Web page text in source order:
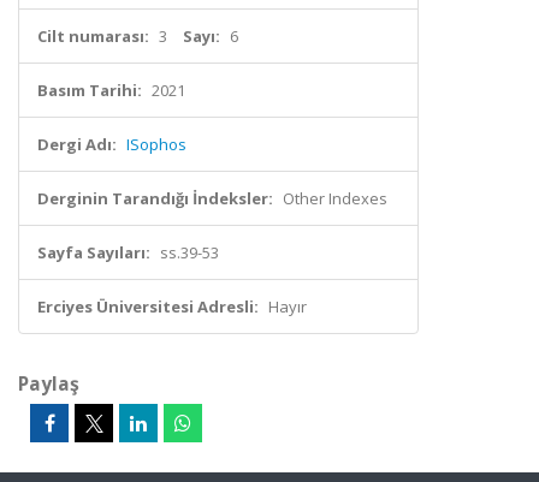
Cilt numarası: 3 Sayı: 6
Basım Tarihi: 2021
Dergi Adı: ISophos
Derginin Tarandığı İndeksler: Other Indexes
Sayfa Sayıları: ss.39-53
Erciyes Üniversitesi Adresli: Hayır
Paylaş